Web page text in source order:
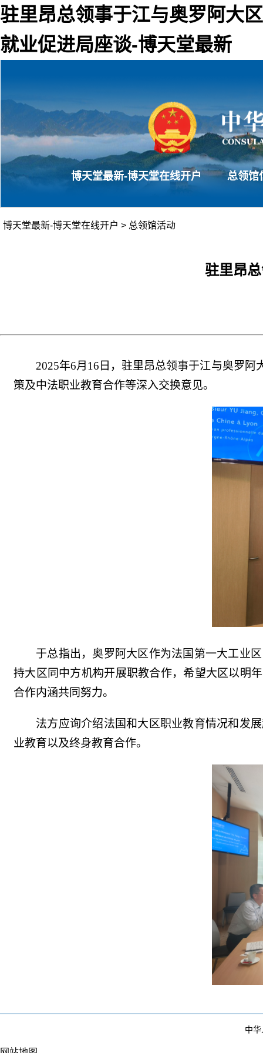
驻里昂总领事于江与奥罗阿大区
就业促进局座谈-博天堂最新
博天堂最新-博天堂在线开户 总领馆
博天堂最新-博天堂在线开户 > 总领馆活动
驻里昂
2025年6月16日，驻里昂总领事于江与奥罗
策及中法职业教育合作等深入交换意见。
于总指出，奥罗阿大区作为法国第一大工业
持大区同中方机构开展职教合作，希望大区以明
合作内涵共同努力。
法方应询介绍法国和大区职业教育情况和发
业教育以及终身教育合作。
中